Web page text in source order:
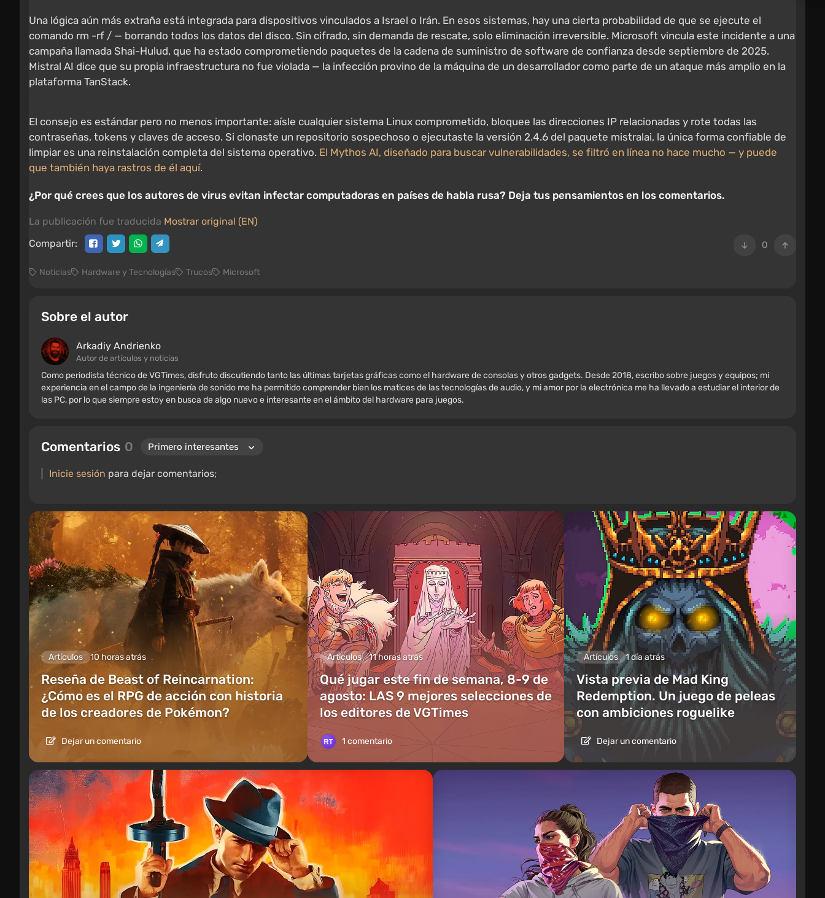
Una lógica aún más extraña está integrada para dispositivos vinculados a Israel o Irán. En esos sistemas, hay una cierta probabilidad de que se ejecute el
comando rm -rf / — borrando todos los datos del disco. Sin cifrado, sin demanda de rescate, solo eliminación irreversible. Microsoft vincula este incidente a una
campaña llamada Shai-Hulud, que ha estado comprometiendo paquetes de la cadena de suministro de software de confianza desde septiembre de 2025.
Mistral AI dice que su propia infraestructura no fue violada — la infección provino de la máquina de un desarrollador como parte de un ataque más amplio en la
plataforma TanStack.
El consejo es estándar pero no menos importante: aísle cualquier sistema Linux comprometido, bloquee las direcciones IP relacionadas y rote todas las
contraseñas, tokens y claves de acceso. Si clonaste un repositorio sospechoso o ejecutaste la versión 2.4.6 del paquete mistralai, la única forma confiable de
limpiar es una reinstalación completa del sistema operativo. El Mythos AI, diseñado para buscar vulnerabilidades, se filtró en línea no hace mucho — y puede
que también haya rastros de él aquí.
¿Por qué crees que los autores de virus evitan infectar computadoras en países de habla rusa? Deja tus pensamientos en los comentarios.
La publicación fue traducida Mostrar original (EN)
0
Compartir:
Noticias Hardware y Tecnologías Trucos Microsoft
Sobre el autor
Arkadiy Andrienko
Autor de artículos y noticias
Como periodista técnico de VGTimes, disfruto discutiendo tanto las últimas tarjetas gráficas como el hardware de consolas y otros gadgets. Desde 2018, escribo sobre juegos y equipos; mi
experiencia en el campo de la ingeniería de sonido me ha permitido comprender bien los matices de las tecnologías de audio, y mi amor por la electrónica me ha llevado a estudiar el interior de
las PC, por lo que siempre estoy en busca de algo nuevo e interesante en el ámbito del hardware para juegos.
Comentarios 0
Inicie sesión para dejar comentarios;
Artículos 10 horas atrás
Reseña de Beast of Reincarnation:
¿Cómo es el RPG de acción con historia
de los creadores de Pokémon?
Dejar un comentario
Artículos 11 horas atrás
Qué jugar este fin de semana, 8-9 de
agosto: LAS 9 mejores selecciones de
los editores de VGTimes
1 comentario
Artículos 1 día atrás
Vista previa de Mad King
Redemption. Un juego de peleas
con ambiciones roguelike
Dejar un comentario